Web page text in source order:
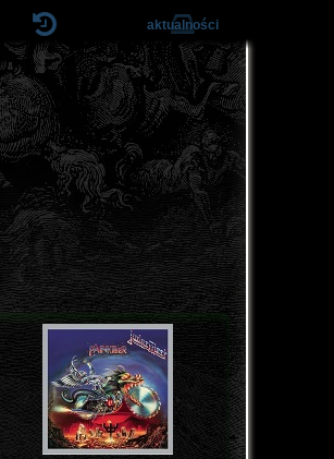
aktualności